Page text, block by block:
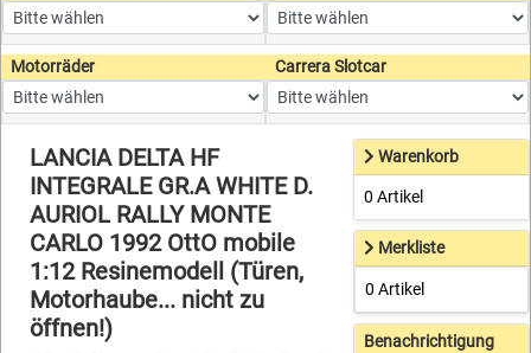
Motorräder Carrera Slotcar
LANCIA DELTA HF
INTEGRALE GR.A WHITE D.
AURIOL RALLY MONTE
CARLO 1992 OttO mobile
1:12 Resinemodell (Türen,
Motorhaube... nicht zu
öffnen!)
Warenkorb
0 Artikel
Merkliste
0 Artikel
Benachrichtigung